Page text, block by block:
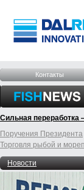
Контакты
Сильная переработка
Поручения Президента
Торговля рыбой и
Новости